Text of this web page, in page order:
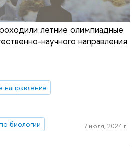
летние олимпиадные
научного направления
направление
биологии
7 июля, 2024 г.